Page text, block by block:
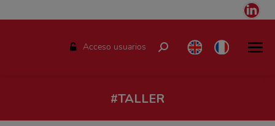
Acceso usuarios Buscar:
#TALLER